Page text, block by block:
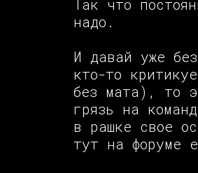
Так что
надо.
И давай уже
кто-то
без мата), то
грязь на
в рашке свое
тут на форуме